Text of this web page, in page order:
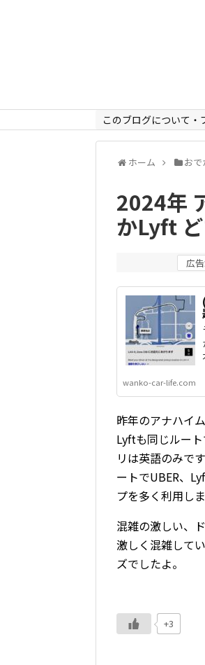
このブログについて・
ホーム おで
2024年
かLyft
広
wanko-car-life.com
昨年のアナハイ
Lyftも同じルー
リは英語のみで
ートでUBER、
プを多く利用しま
混雑の激しい、
激しく混雑して
ズでしたよ。
+3